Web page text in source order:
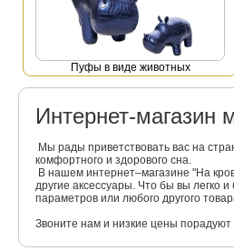
Пуфы в виде животных
Интернет-
Мы рады приветствовать вас на
комфортного и здорового сна.
В нашем интернет–магазине "На
другие аксессуары. Что бы вы легко
параметров или любого другого
Звоните нам и низкие цены порадуют